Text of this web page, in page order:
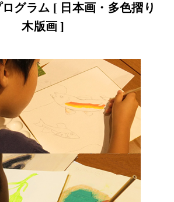
グラム [ 日本画・多色摺り
木版画 ]